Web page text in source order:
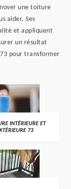
une toiture
aider. Ses
et appliquent
un résultat
pour transformer
INTÉRIEURE ET
73